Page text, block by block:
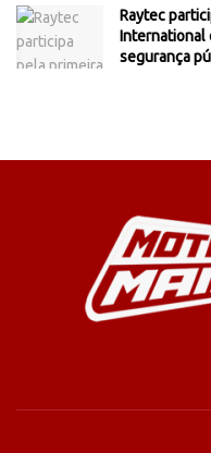
Raytec
International
segurança